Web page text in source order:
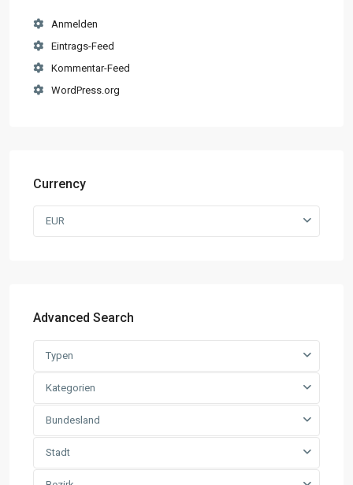
Anmelden
Eintrags-Feed
Kommentar-Feed
WordPress.org
Currency
EUR
Advanced Search
Typen
Kategorien
Bundesland
Stadt